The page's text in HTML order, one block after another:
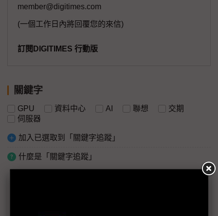
member@digitimes.com
(一個工作日內將回覆您的來信)
訂閱DIGITIMES 行動版
關鍵字
GPU 資料中心 AI 聯想
交期
伺服器
加入已選取到「關鍵字追蹤」
什麼是「關鍵字追蹤」